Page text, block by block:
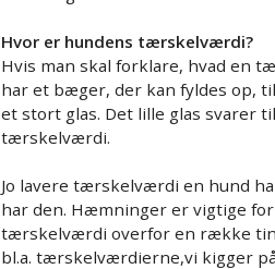
Hvor er hundens tærskelværdi?
Hvis man skal forklare, hvad en
har et bæger, der kan fyldes op,
et stort glas. Det lille glas svarer
tærskelværdi.
Jo lavere tærskelværdi en hund
har den. Hæmninger er vigtige
tærskelværdi overfor en række
bl.a. tærskelværdierne,vi kigger